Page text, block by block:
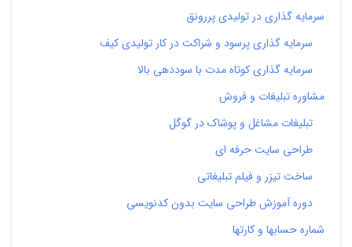
سرمایه گذاری در تولیدی پررونق
سرمایه گذاری پرسود و شراکت در کار تولیدی کیف
سرمایه گذاری کوتاه مدت با سوددهی بالا
مشاوره تبلیغات و فروش
تبلیغات مشاغل و پوشاک در گوگل
طراحی سایت حرفه ای
ساخت تیزر و فیلم تبلیغاتی
دوره آموزش طراحی سایت بدون کدنویسی
شماره حسابها و کارتها